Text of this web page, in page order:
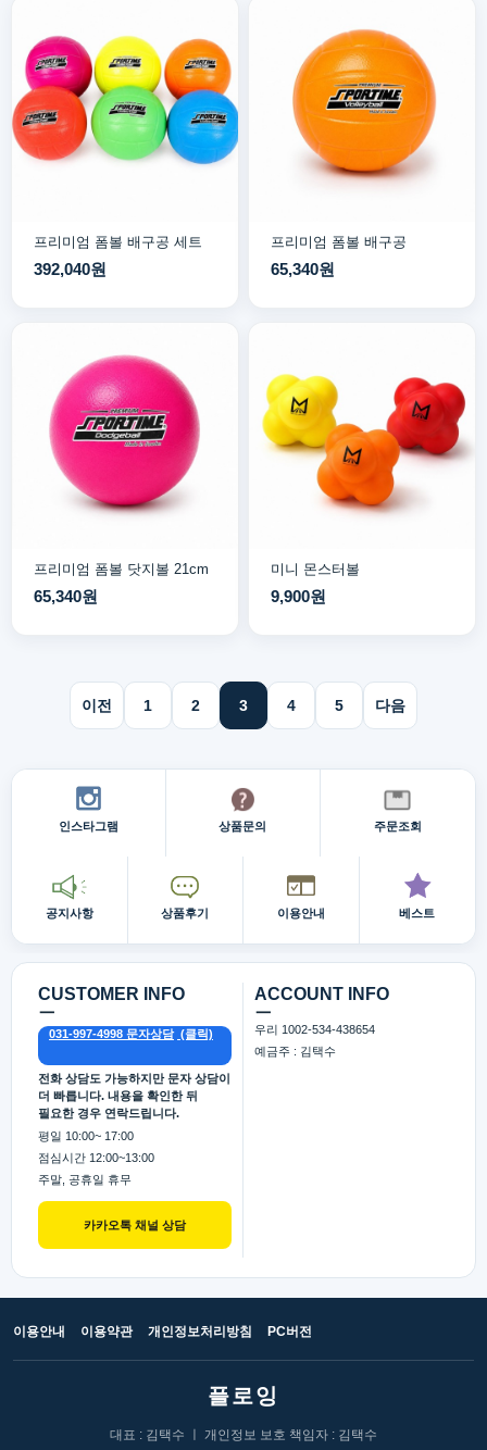
프리미엄 폼볼 배구공 세트
392,040원
프리미엄 폼볼 배구공
65,340원
프리미엄 폼볼 닷지볼 21cm
65,340원
미니 몬스터볼
9,900원
이전 1 2 3 4 5 다음
인스타그램 상품문의 주문조회
공지사항 상품후기 이용안내 베스트
CUSTOMER INFO
카카오톡 채널 상담
ㅡ
031-997-4998 문자상담
전화 상담도 가능하지만 문자 상담이
더 빠릅니다. 내용을 확인한 뒤
필요한 경우 연락드립니다.
평일 10:00~ 17:00
점심시간 12:00~13:00
주말, 공휴일 휴무
ACCOUNT INFO
ㅡ
우리 1002-534-438654
예금주 : 김택수
이용안내 이용약관 개인정보처리방침 PC버전
플로잉
대표 : 김택수 ㅣ 개인정보 보호 책임자 : 김택수